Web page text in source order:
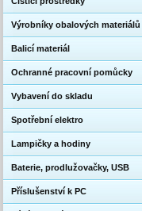
Výrobníky obalových materiálů
Balicí materiál
Ochranné pracovní pomůcky
Vybavení do skladu
Spotřební elektro
Lampičky a hodiny
Baterie, prodlužovačky, USB
Příslušenství k PC